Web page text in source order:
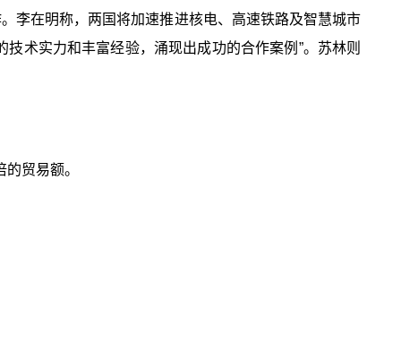
李在明称，两国将加速推进核电、高速铁路及智慧城市
术实力和丰富经验，涌现出成功的合作案例”。苏林则
贸易额。